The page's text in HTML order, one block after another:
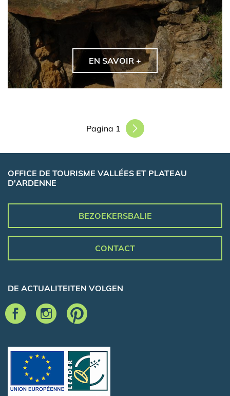
EN SAVOIR +
Pagina 1
OFFICE DE TOURISME VALLÉES ET PLATEAU
D'ARDENNE
BEZOEKERSBALIE
CONTACT
DE ACTUALITEITEN VOLGEN